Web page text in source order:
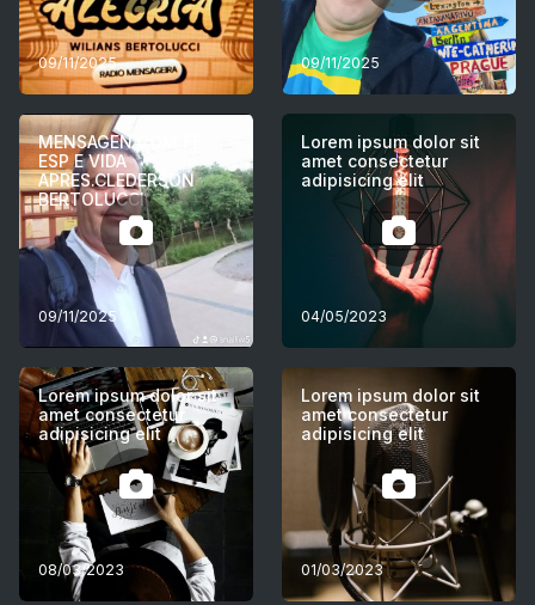
09/11/2025 09/11/2025
MENSAGEN COM FE
ESP E VIDA
APRES.CLEDERSON
BERTOLUCCI
09/11/2025
Lorem ipsum dolor sit
amet consectetur
adipisicing elit
04/05/2023
Lorem ipsum dolor sit
amet consectetur
adipisicing elit
08/03/2023
Lorem ipsum dolor sit
amet consectetur
adipisicing elit
01/03/2023